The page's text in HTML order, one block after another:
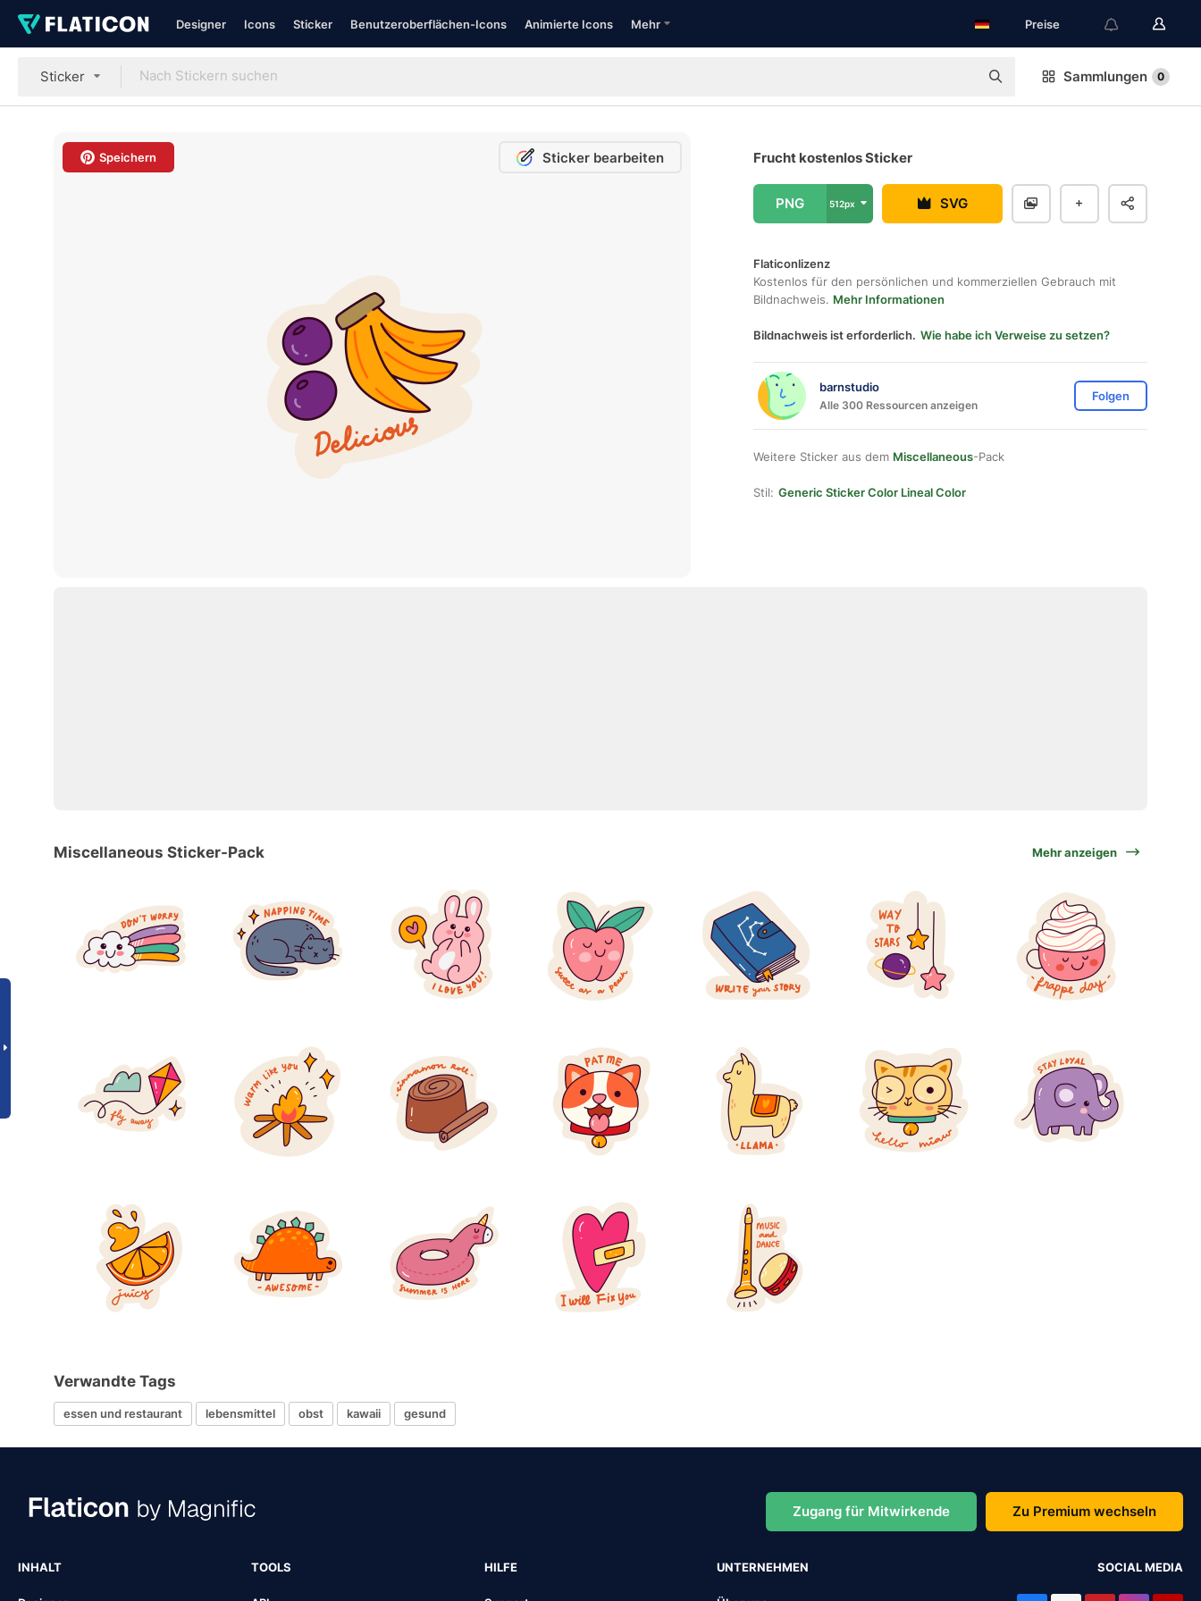
Designer Icons Sticker Benutzeroberflächen-Icons Animierte Icons Mehr Preise
Sticker Sammlungen 0
Speichern Sticker bearbeiten Frucht kostenlos Sticker
PNG 512px SVG
Flaticonlizenz
Kostenlos für den persönlichen und kommerziellen Gebrauch mit
Bildnachweis. Mehr Informationen
Bildnachweis ist erforderlich. Wie habe ich Verweise zu setzen?
barnstudio
Alle 300 Ressourcen anzeigen
Folgen
Weitere Sticker aus dem Miscellaneous-Pack
Stil: Generic Sticker Color Lineal Color
Miscellaneous Sticker-Pack Mehr anzeigen
Verwandte Tags
essen und restaurant lebensmittel obst kawaii gesund
Zugang für Mitwirkende Zu Premium wechseln
INHALT TOOLS HILFE UNTERNEHMEN SOCIAL MEDIA